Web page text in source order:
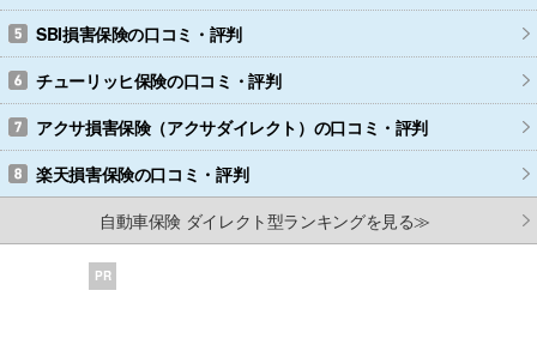
SBI損害保険の口コミ・評判
チューリッヒ保険の口コミ・評判
アクサ損害保険（アクサダイレクト） の口コミ・評判
楽天損害保険の口コミ・評判
自動車保険 ダイレクト型ランキングを見る≫
PR